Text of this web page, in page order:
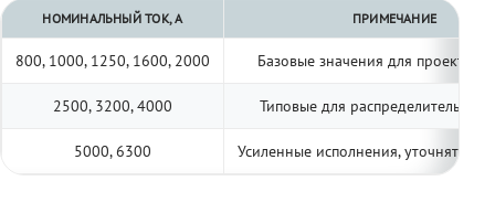
НОМИНАЛЬНЫЙ ТОК, А ПРИМЕЧАНИЕ
800, 1000, 1250, 1600, 2000 Базовые значения для
2500, 3200, 4000 Типовые для распределительных
5000, 6300 Усиленные исполнения, уточнять по